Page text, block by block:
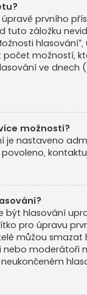
prvního
tuto záložku
možností,
ve
možností?
je nastaveno
být hlasování
pro úpravu
můžou
nebo